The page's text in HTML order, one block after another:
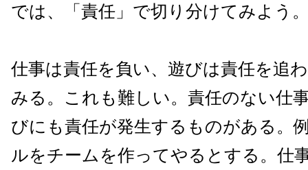
では、「責任」で切り分けてみよう
仕事は責任を負い、遊びは責任を追
みる。これも難しい。責任のない仕
びにも責任が発生するものがある。
ルをチームを作ってやるとする。仕